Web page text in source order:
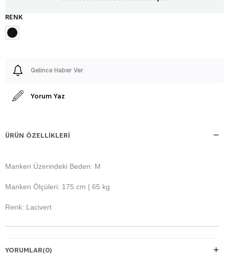
RENK
Gelince Haber Ver
Yorum Yaz
ÜRÜN ÖZELLIKLERI
Manken Üzerindeki Beden: M
Manken Ölçüleri: 175 cm | 65 kg
Renk: Lacivert
YORUMLAR(0)